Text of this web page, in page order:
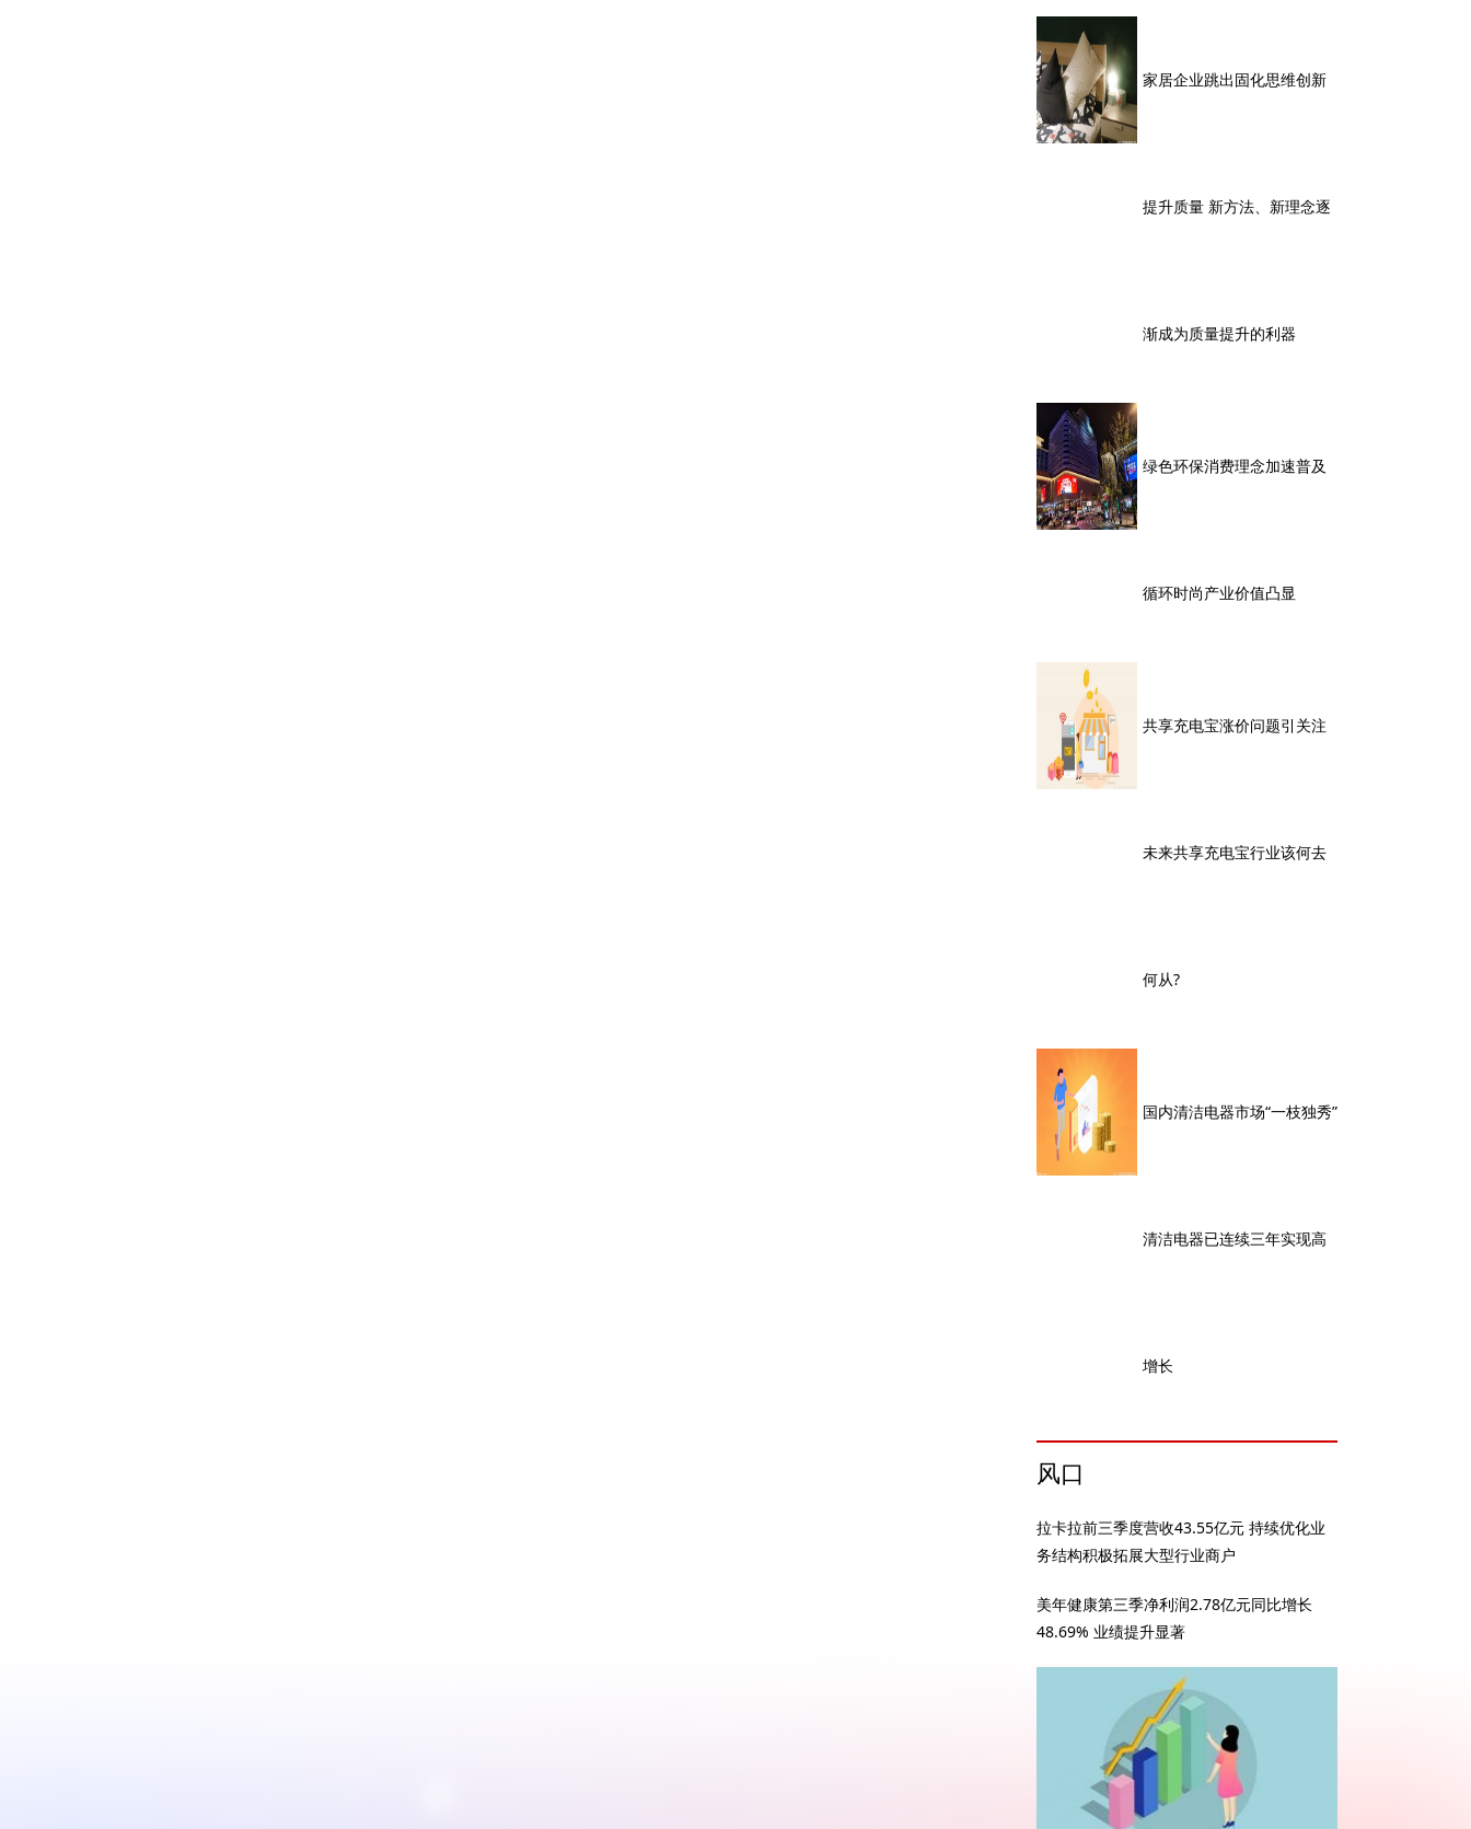
家居企业跳出固化思维创新
提升质量 新方法、新理念逐
渐成为质量提升的利器
绿色环保消费理念加速普及
循环时尚产业价值凸显
共享充电宝涨价问题引关注
未来共享充电宝行业该何去
何从?
国内清洁电器市场“一枝独秀”
清洁电器已连续三年实现高
增长
风口
拉卡拉前三季度营收43.55亿元 持续优化业
务结构积极拓展大型行业商户
美年健康第三季净利润2.78亿元同比增长
48.69% 业绩提升显著